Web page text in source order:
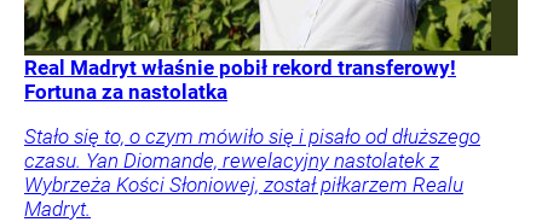
Real Madryt właśnie pobił rekord transferowy!
Fortuna za nastolatka
Stało się to, o czym mówiło się i pisało od dłuższego
czasu. Yan Diomande, rewelacyjny nastolatek z
Wybrzeża Kości Słoniowej, został piłkarzem Realu
Madryt.